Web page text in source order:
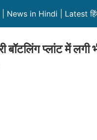
News in Hindi | Latest
बॉटलिंग प्लांट में